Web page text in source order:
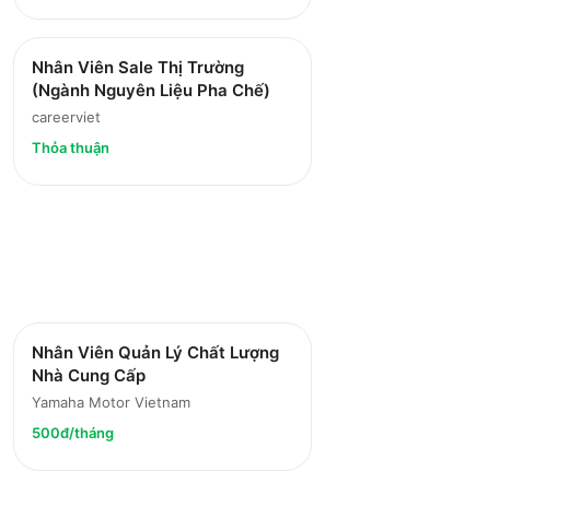
Nhân Viên Sale Thị Trường
(Ngành Nguyên Liệu Pha Chế)
careerviet
Thỏa thuận
Nhân Viên Quản Lý Chất Lượng
Nhà Cung Cấp
Yamaha Motor Vietnam
500đ/tháng